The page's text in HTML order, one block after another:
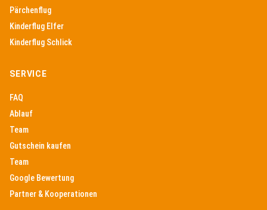
Pärchenflug
Kinderflug Elfer
Kinderflug Schlick
SERVICE
FAQ
Ablauf
Team
Gutschein kaufen
Team
Google Bewertung
Partner & Kooperationen